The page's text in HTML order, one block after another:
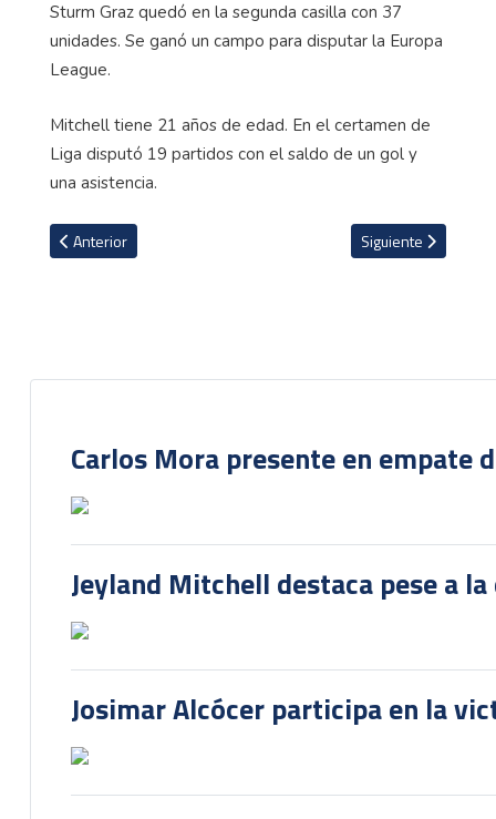
Sturm Graz quedó en la segunda casilla con 37
unidades. Se ganó un campo para disputar la Europa
League.
Mitchell tiene 21 años de edad. En el certamen de
Liga disputó 19 partidos con el saldo de un gol y
una asistencia.
Artículo anterior: VIDEO: Carlos Mora se corona campeón de la
Anterior Artículo siguiente:
Siguiente
Carlos Mora presente en empate
Jeyland Mitchell destaca pese a
Josimar Alcócer participa en la